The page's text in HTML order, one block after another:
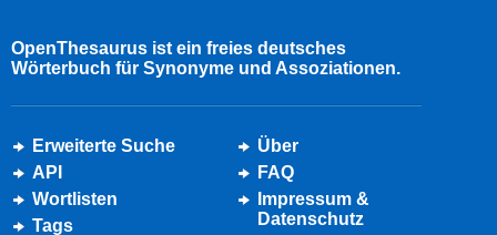
OpenThesaurus ist ein freies deutsches
Wörterbuch für Synonyme und Assoziationen.
Erweiterte Suche
API
Wortlisten
Tags
Über
FAQ
Impressum &
Datenschutz